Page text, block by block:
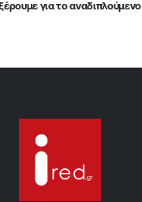
για το